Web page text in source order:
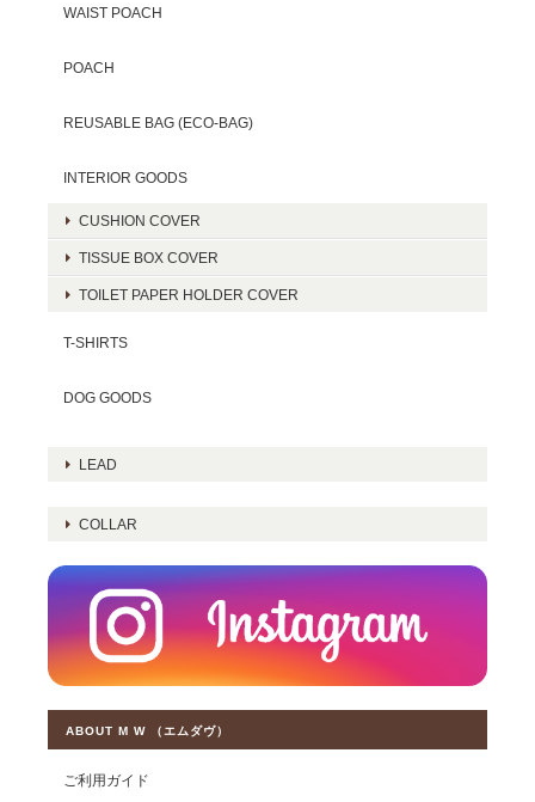
WAIST POACH
POACH
REUSABLE BAG (ECO-BAG)
INTERIOR GOODS
CUSHION COVER
TISSUE BOX COVER
TOILET PAPER HOLDER COVER
T-SHIRTS
DOG GOODS
LEAD
COLLAR
ABOUT M W （エムダヴ）
ご利用ガイド